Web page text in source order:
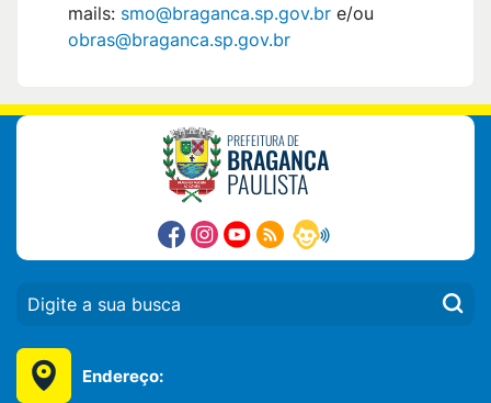
mails: smo@braganca.sp.gov.br e/ou
obras@braganca.sp.gov.br
PREFEITURA DE
BRAGANÇA
PAULISTA
Endereço: